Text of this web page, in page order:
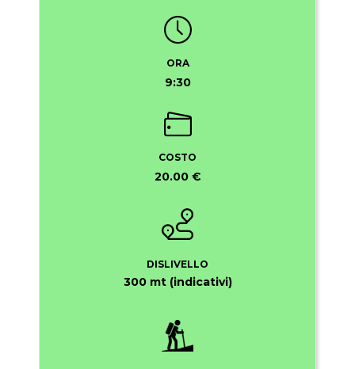
ORA
9:30
COSTO
20.00 €
DISLIVELLO
300 mt (indicativi)